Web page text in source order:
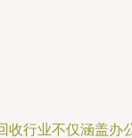
行业不仅涵盖办